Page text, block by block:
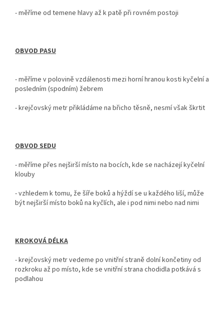
- měříme od temene hlavy až k patě při rovném postoji
OBVOD PASU
- měříme v polovině vzdálenosti mezi horní hranou kosti kyčelní a
posledním (spodním) žebrem
- krejčovský metrpřikládáme na břicho těsně, nesmí však škrtit
OBVOD SEDU
-měříme přes nejširší místo na bocích, kde se nacházejí kyčelní
klouby
- vzhledem k tomu, že šíře boků a hýždí se u každého liší, může
být nejširší místo boků na kyčlích, ale i pod nimi nebo nad nimi
KROKOVÁ DÉLKA
-krejčovský metr vedeme po vnitřní straně dolní končetiny od
rozkroku až po místo, kde se vnitřní strana chodidla potkává s
podlahou